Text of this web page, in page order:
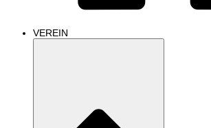
VEREIN